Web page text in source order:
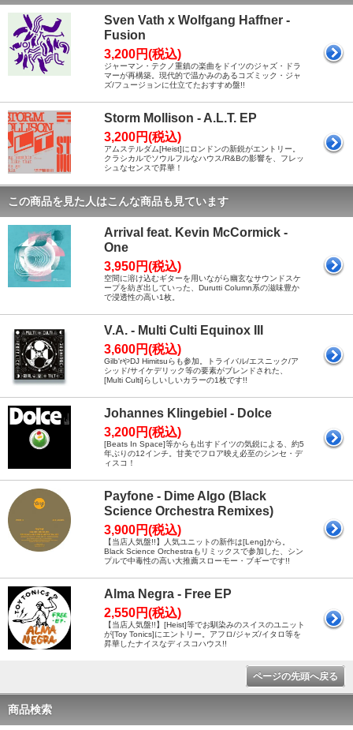
Sven Vath x Wolfgang Haffner -
Fusion
3,200円(税込)
ジャーマン・テクノ重鎮の楽曲をドイツのジャズ・ドラ
マーが再構築。現代的で温かみのあるコズミック・ジャ
ズ/フュージョンに仕立てたおすすめ盤!!
Storm Mollison - A.L.T. EP
3,200円(税込)
アムステルダム[Heist]にロンドンの新鋭がエントリー。
クラシカルでソウルフルなハウス/R&Bの影響を、フレッ
シュなセンスで昇華！
この商品を見た人はこんな商品も見ています
Arrival feat. Kevin McCormick -
One
3,950円(税込)
空間に溶け込むギターを用いながら幽玄なサウンドスケ
ープを紡ぎ出していった、Durutti Column系の滋味豊か
で浸透性の高い1枚。
V.A. - Multi Culti Equinox III
3,600円(税込)
Gilb'rやDJ Himitsuらも参加。トライバル/エスニック/ア
シッド/サイケデリック等の要素がブレンドされた、
[Multi Culti]らしいしいカラーの1枚です!!
Johannes Klingebiel - Dolce
3,200円(税込)
[Beats In Space]等からも出すドイツの気鋭による、約5
年ぶりの12インチ。甘美でフロア映え必至のシンセ・デ
ィスコ！
Payfone - Dime Algo (Black
Science Orchestra Remixes)
3,900円(税込)
【当店人気盤!!】人気ユニットの新作は[Leng]から。
Black Science Orchestraもリミックスで参加した、シン
プルで中毒性の高い大推薦スローモー・ブギーです!!
Alma Negra - Free EP
2,550円(税込)
【当店人気盤!!】[Heist]等でお馴染みのスイスのユニット
が[Toy Tonics]にエントリー。アフロ/ジャズ/イタロ等を
昇華したナイスなディスコハウス!!
ページの先頭へ戻る
商品検索